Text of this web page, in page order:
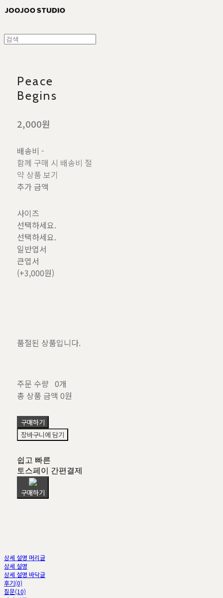
Peace
Begins
2,000원
배송비 -
함께 구매 시 배송비 절
약 상품 보기
추가 금액
사이즈
선택하세요.
선택하세요.
일반엽서
큰엽서
(+3,000원)
품절된 상품입니다.
주문 수량 0개
총 상품 금액 0원
구매하기
장바구니에 담기
쉽고 빠른
토스페이 간편결제
구매하기
상세 설명 머리글
상세 설명
상세 설명 바닥글
후기(0)
질문(10)